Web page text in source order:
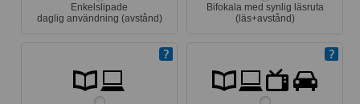
Enkelslipade
daglig användning (avstånd)
Bifokala med synlig läsruta
(läs+avstånd)